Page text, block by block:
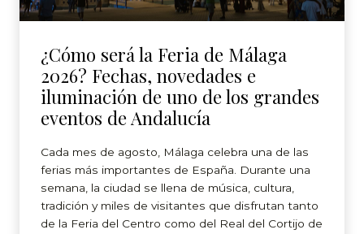
¿Cómo será la Feria de Málaga
2026? Fechas, novedades e
iluminación de uno de los grandes
eventos de Andalucía
Cada mes de agosto, Málaga celebra una de las
ferias más importantes de España. Durante una
semana, la ciudad se llena de música, cultura,
tradición y miles de visitantes que disfrutan tanto
de la Feria del Centro como del Real del Cortijo de